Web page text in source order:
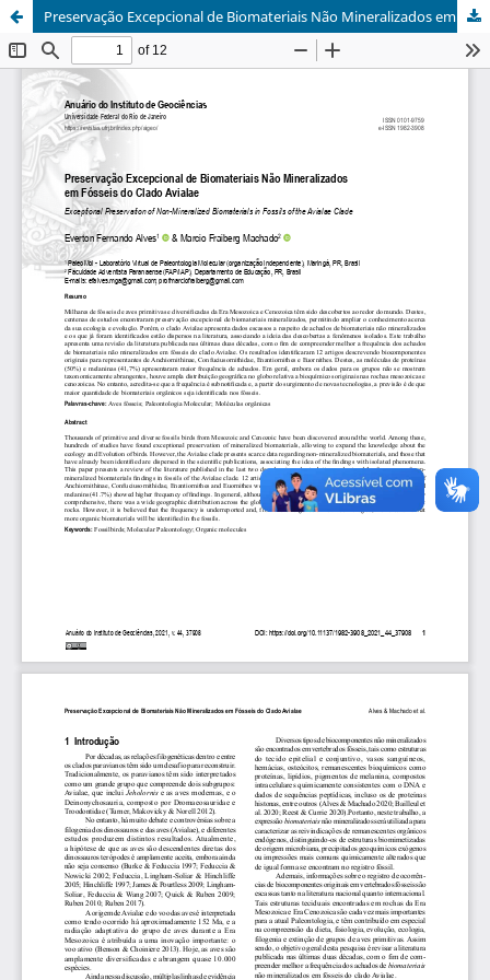
Preservação Excepcional de Biomateriais Não Mineralizados em Fósseis do Clado Avialae